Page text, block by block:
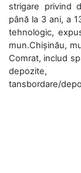
strigare privind
până la 3 ani, a
tehnologic,
mun.Chișinău,
Comrat, includ
depozite,
tansbordare/